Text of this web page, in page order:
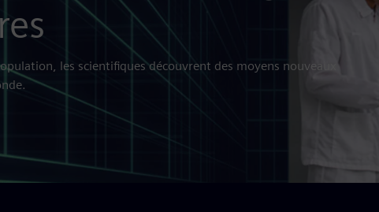
les scientifiques découvrent des moyens nouveaux